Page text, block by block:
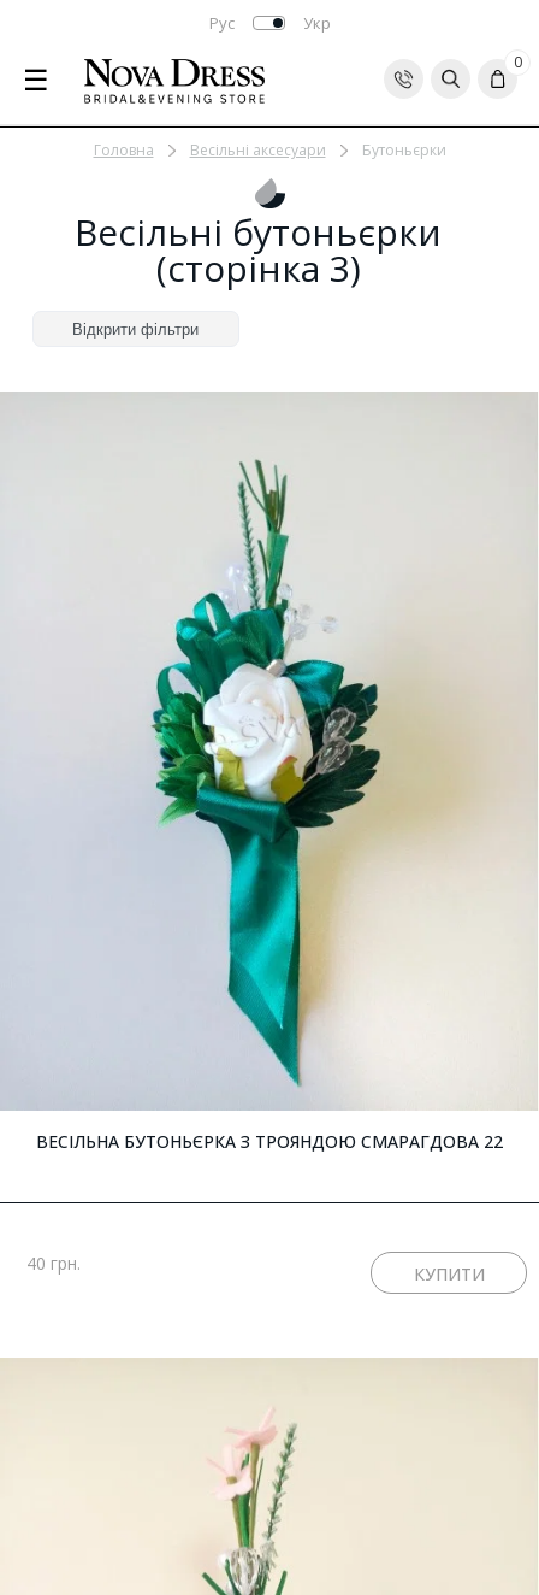
Рус Укр
☰ 0
Головна Весільні аксесуари Бутоньєрки
Весільні бутоньєрки
(сторінка 3)
Відкрити фільтри
ВЕСІЛЬНА БУТОНЬЄРКА З ТРОЯНДОЮ СМАРАГДОВА 22
40 грн.